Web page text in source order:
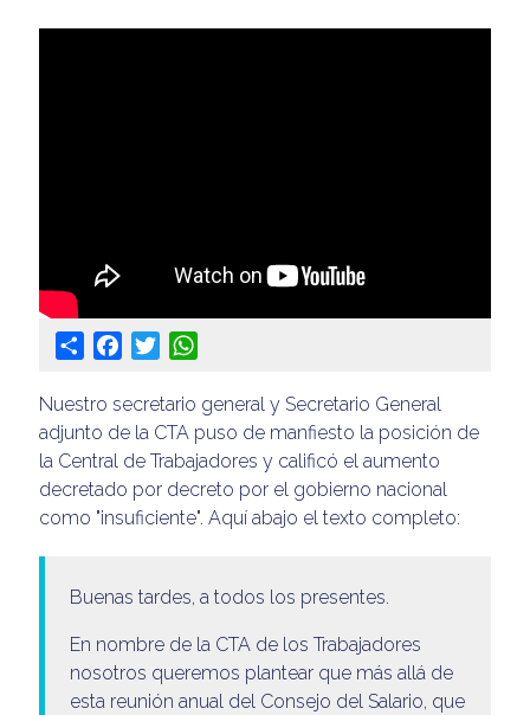
Share Facebook
Twitter
Nuestro secretario general y Secretario General
adjunto de la CTA puso de manfiesto la posición de
la Central de Trabajadores y calificó el aumento
decretado por decreto por el gobierno nacional
como "insuficiente". Aquí abajo el texto completo:
Buenas tardes, a todos los presentes.
En nombre de la CTA de los Trabajadores
nosotros queremos plantear que más allá de
esta reunión anual del Consejo del Salario, que